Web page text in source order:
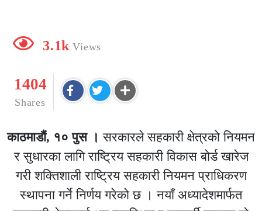
3.1k Views
1404
Shares
काठमाडौं, १० पुस । सरकारले सहकारी क्षेत्रको नियमन
र सुधारका लागि राष्ट्रिय सहकारी विकास बोर्ड खारेज
गरी शक्तिशाली राष्ट्रिय सहकारी नियमन प्राधिकरण
स्थापना गर्ने निर्णय गरेको छ । नयाँ अध्यादेशमार्फत